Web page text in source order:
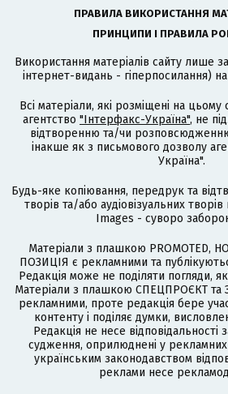
ПРАВИЛА ВИКОРИСТАННЯ
ПРИНЦИПИ І ПРАВИЛА
Використання матеріалів сайту лише
інтернет-видань - гіперпосилання)
Всі матеріали, які розміщені на цьому
агентство "Інтерфакс-Україна", не
відтворенню та/чи
інакше як з письмового дозволу
Україна".
Будь-яке копіювання, передрук та
творів та/або аудіовізуальних
Images - суворо
Матеріали з плашкою PROMOTED,
ПОЗИЦІЯ є рекламними та
Редакція може не поділяти погляди,
Матеріали з плашкою СПЕЦПРОЄКТ та
рекламними, проте редакція бере
контенту і поділяє думки,
Редакція не несе відповідальності
судження, оприлюднені у рекламних
українським законодавством
реклами несе